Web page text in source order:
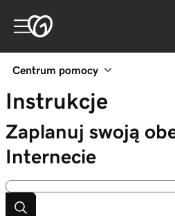
Centrum pomocy
Instrukcje
Zaplanuj swoją
Internecie